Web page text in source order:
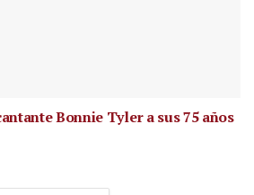
Bonnie Tyler a sus 75 años